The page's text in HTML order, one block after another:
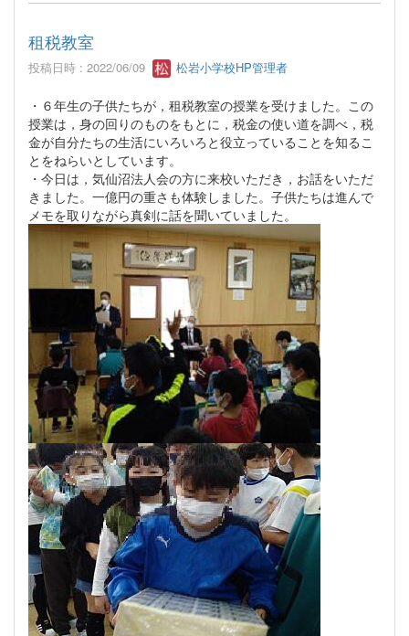
租税教室
投稿日時 : 2022/06/09 松岩小学校HP管理者
・６年生の子供たちが，租税教室の授業を受けました。この
授業は，身の回りのものをもとに，税金の使い道を調べ，税
金が自分たちの生活にいろいろと役立っていることを知るこ
とをねらいとしています。
・今日は，気仙沼法人会の方に来校いただき，お話をいただ
きました。一億円の重さも体験しました。子供たちは進んで
メモを取りながら真剣に話を聞いていました。